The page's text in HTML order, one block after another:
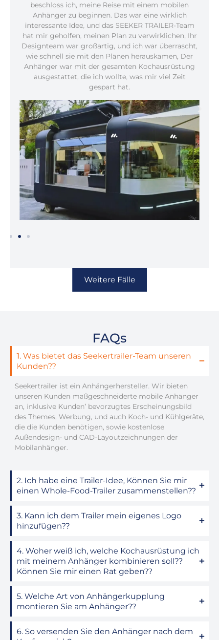
beschloss ich, meine Reise mit einem mobilen
Anhänger zu beginnen. Das war eine wirklich
interessante Idee, und das SEEKER TRAILER-Team
hat mir geholfen, meinen Plan zu verwirklichen, Ihr
Designteam war großartig, und ich war überrascht,
wie schnell sie mit den Plänen herauskamen, Der
Anhänger war mit der gesamten Kochausrüstung
ausgestattet, die ich wollte, was mir viel Zeit
gespart hat.
Weitere Fälle
FAQs
1. Was bietet das Seekertrailer-Team unseren
Kunden??
Seekertrailer ist ein Anhängerhersteller. Wir bieten
unseren Kunden maßgeschneiderte mobile Anhänger
an, inklusive Kunden’ bevorzugtes Erscheinungsbild
des Themes, Werbung, und auch Koch- und Kühlgeräte,
die die Kunden benötigen, sowie kostenlose
Außendesign- und CAD-Layoutzeichnungen der
Mobilanhänger.
2. Ich habe eine Trailer-Idee, Können Sie mir
einen Whole-Food-Trailer zusammenstellen??
3. Kann ich dem Trailer mein eigenes Logo
hinzufügen??
4. Woher weiß ich, welche Kochausrüstung ich
mit meinem Anhänger kombinieren soll??
Können Sie mir einen Rat geben??
5. Welche Art von Anhängerkupplung
montieren Sie am Anhänger??
6. So versenden Sie den Anhänger nach dem